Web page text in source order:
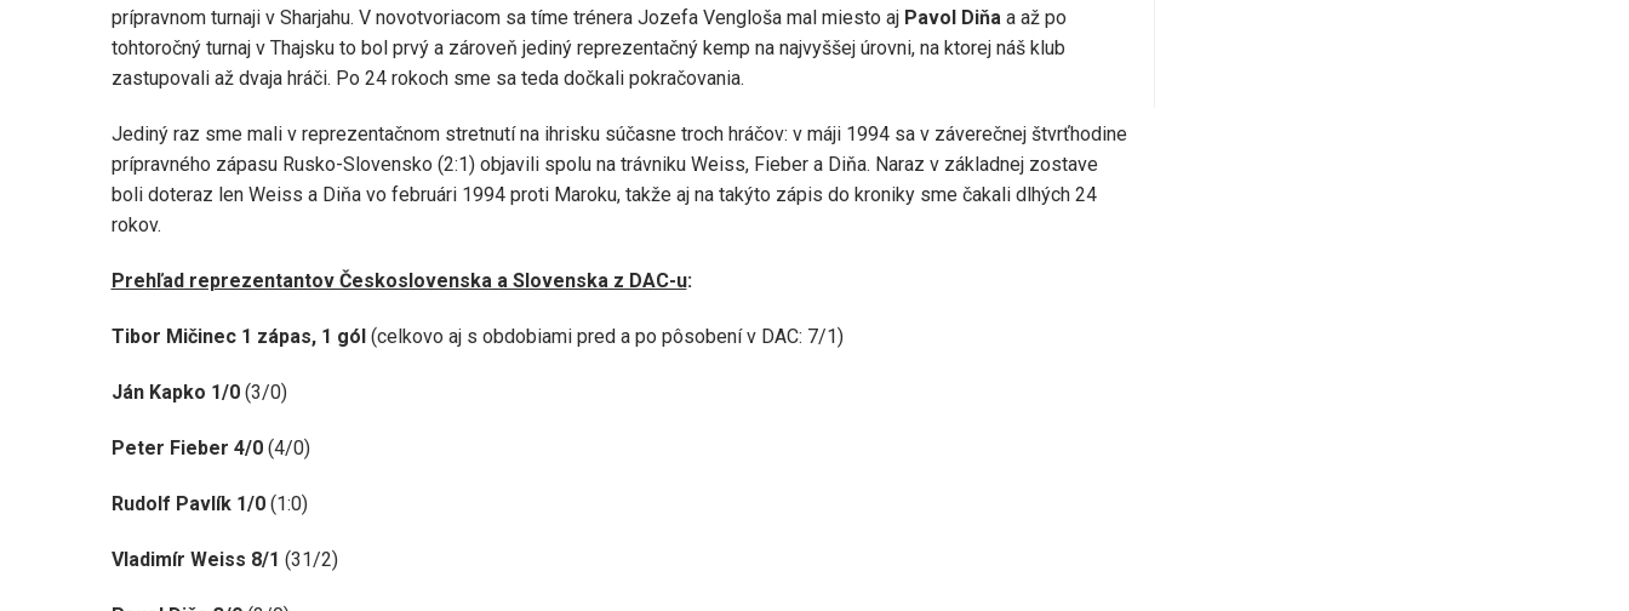
prípravnom turnaji v Sharjahu. V novotvoriacom sa tíme trénera Jozefa Vengloša mal miesto aj Pavol Diňaa až po
tohtoročný turnaj v Thajsku to bol prvý a zároveň jediný reprezentačný kemp na najvyššej úrovni, na ktorej náš klub
zastupovali až dvaja hráči. Po 24 rokoch sme sa teda dočkali pokračovania.
Jediný raz sme mali v reprezentačnom stretnutí na ihrisku súčasne troch hráčov: v máji 1994 sa v záverečnej štvrťhodine
prípravného zápasu Rusko-Slovensko (2:1) objavili spolu na trávniku Weiss, Fieber a Diňa. Naraz v základnej zostave
boli doteraz len Weiss a Diňa vo februári 1994 proti Maroku, takže aj na takýto zápis do kroniky sme čakali dlhých 24
rokov.
Prehľad reprezentantov Československa a Slovenska z DAC-u:
Tibor Mičinec 1 zápas, 1 gól(celkovo aj s obdobiami pred a po pôsobení v DAC: 7/1)
Ján Kapko 1/0(3/0)
Peter Fieber 4/0(4/0)
Rudolf Pavlík 1/0(1:0)
Vladimír Weiss 8/1 (31/2)